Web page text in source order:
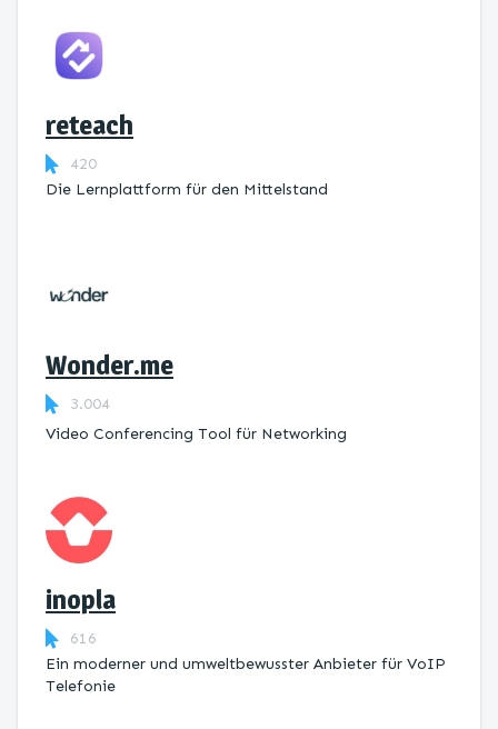
reteach
420
Die Lernplattform ​für den Mittelstand
Wonder.me
3.004
Video Conferencing Tool für Networking
inopla
616
Ein moderner und umweltbewusster Anbieter für VoIP
Telefonie